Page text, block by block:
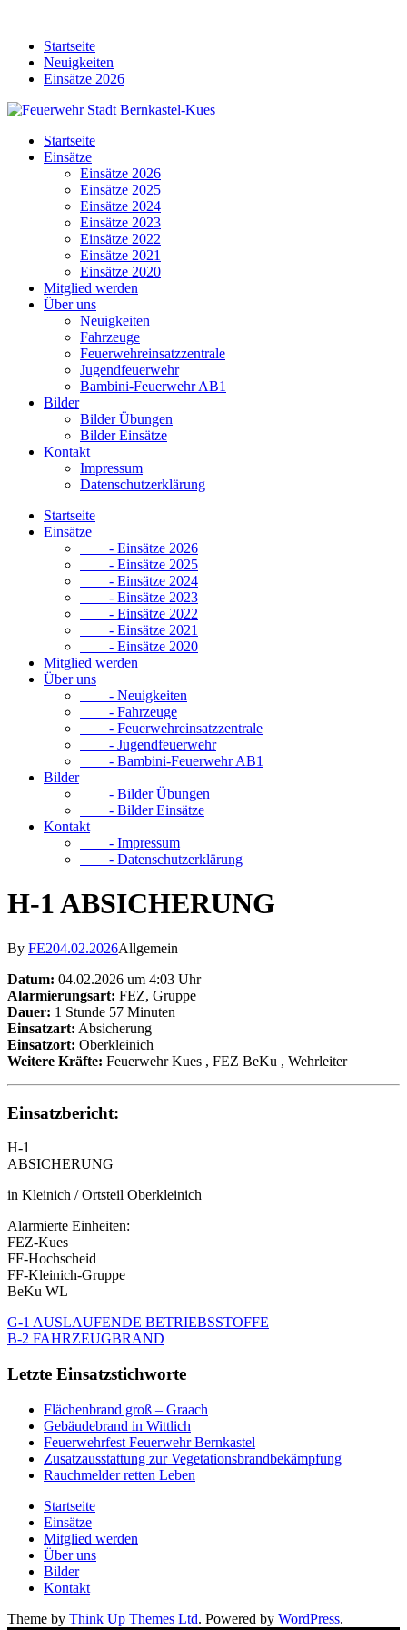
contentStartseite
Neuigkeiten
Einsätze 2026
Startseite
Einsätze
Einsätze 2026
Einsätze 2025
Einsätze 2024
Einsätze 2023
Einsätze 2022
Einsätze 2021
Einsätze 2020
Mitglied werden
Über uns
Neuigkeiten
Fahrzeuge
Feuerwehreinsatzzentrale
Jugendfeuerwehr
Bambini-Feuerwehr AB1
Bilder
Bilder Übungen
Bilder Einsätze
Kontakt
Impressum
Datenschutzerklärung
Startseite
Einsätze
- Einsätze 2026
- Einsätze 2025
- Einsätze 2024
- Einsätze 2023
- Einsätze 2022
- Einsätze 2021
- Einsätze 2020
Mitglied werden
Über uns
- Neuigkeiten
- Fahrzeuge
- Feuerwehreinsatzzentrale
- Jugendfeuerwehr
- Bambini-Feuerwehr AB1
Bilder
- Bilder Übungen
- Bilder Einsätze
Kontakt
- Impressum
- Datenschutzerklärung
H-1 ABSICHERUNG
By FE204.02.2026Allgemein
Datum: 04.02.2026 um 4:03 Uhr
Alarmierungsart: FEZ, Gruppe
Dauer: 1 Stunde 57 Minuten
Einsatzart: Absicherung
Einsatzort: Oberkleinich
Weitere Kräfte: Feuerwehr Kues , FEZ BeKu , Wehrleiter
Einsatzbericht:
H-1
ABSICHERUNG
in Kleinich / Ortsteil Oberkleinich
Alarmierte Einheiten:
FEZ-Kues
FF-Hochscheid
FF-Kleinich-Gruppe
BeKu WL
G-1 AUSLAUFENDE BETRIEBSSTOFFE
B-2 FAHRZEUGBRAND
Letzte Einsatzstichworte
Flächenbrand groß – Graach
Gebäudebrand in Wittlich
Feuerwehrfest Feuerwehr Bernkastel
Zusatzausstattung zur Vegetationsbrandbekämpfung
Rauchmelder retten Leben
Startseite
Einsätze
Mitglied werden
Über uns
Bilder
Kontakt
Theme by Think Up Themes Ltd. Powered by WordPress.